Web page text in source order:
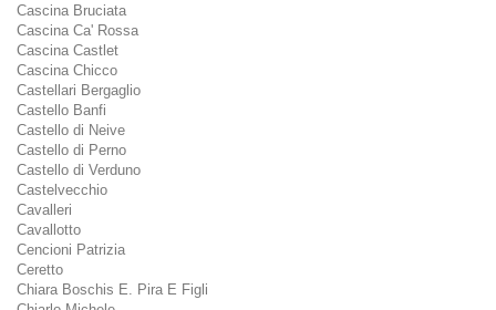
Cascina Bruciata
Cascina Ca' Rossa
Cascina Castlet
Cascina Chicco
Castellari Bergaglio
Castello Banfi
Castello di Neive
Castello di Perno
Castello di Verduno
Castelvecchio
Cavalleri
Cavallotto
Cencioni Patrizia
Ceretto
Chiara Boschis E. Pira E Figli